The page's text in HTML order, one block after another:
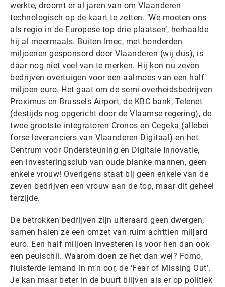
werkte, droomt er al jaren van om Vlaanderen
technologisch op de kaart te zetten. ‘We moeten ons
als regio in de Europese top drie plaatsen’, herhaalde
hij al meermaals. Buiten Imec, met honderden
miljoenen gesponsord door Vlaanderen (wij dus), is
daar nog niet veel van te merken. Hij kon nu zeven
bedrijven overtuigen voor een aalmoes van een half
miljoen euro. Het gaat om de semi-overheidsbedrijven
Proximus en Brussels Airport, de KBC bank, Telenet
(destijds nog opgericht door de Vlaamse regering), de
twee grootste integratoren Cronos en Cegeka (allebei
forse leveranciers van Vlaanderen Digitaal) en het
Centrum voor Ondersteuning en Digitale Innovatie,
een investeringsclub van oude blanke mannen, geen
enkele vrouw! Overigens staat bij geen enkele van de
zeven bedrijven een vrouw aan de top, maar dit geheel
terzijde.
De betrokken bedrijven zijn uiteraard geen dwergen,
samen halen ze een omzet van ruim achttien miljard
euro. Een half miljoen investeren is voor hen dan ook
een peulschil. Waarom doen ze het dan wel? Fomo,
fluisterde iemand in m’n oor, de ‘Fear of Missing Out’.
Je kan maar beter in de buurt blijven als er op politiek